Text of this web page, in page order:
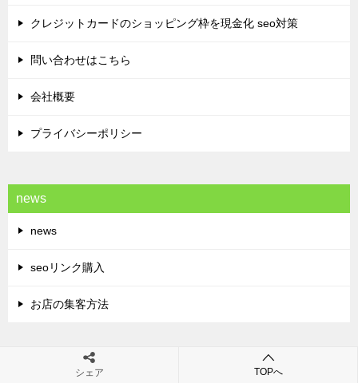
クレジットカードのショッピング枠を現金化 seo対策
問い合わせはこちら
会社概要
プライバシーポリシー
news
news
seoリンク購入
お店の集客方法
海外被リンク獲得
シェア TOPへ